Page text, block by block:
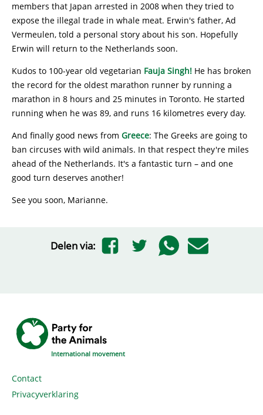
members that Japan arrested in 2008 when they tried to
expose the illegal trade in whale meat. Erwin's father, Ad
Vermeulen, told a personal story about his son. Hopefully
Erwin will return to the Netherlands soon.
Kudos to 100-year old vegetarian Fauja Singh! He has broken
the record for the oldest marathon runner by running a
marathon in 8 hours and 25 minutes in Toronto. He started
running when he was 89, and runs 16 kilometres every day.
And finally good news from Greece: The Greeks are going to
ban circuses with wild animals. In that respect they're miles
ahead of the Netherlands. It's a fantastic turn – and one
good turn deserves another!
See you soon, Marianne.
Delen via:
International movement
Contact
Privacyverklaring